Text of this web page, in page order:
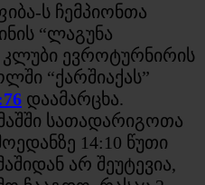
ს ჩემპიონთა
“ლაგუნა
კლუბი ევროტურნირის
“ქარშიაქას”
დაამარცხა.
სათადარიგოთა
14:10 წუთი
არ შეუტევია,